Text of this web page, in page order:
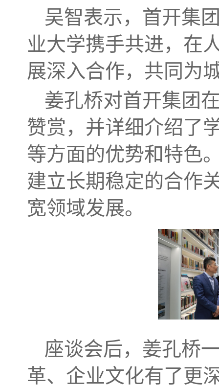
吴智表示，首开集
业大学携手共进，在
展深入合作，共同为
姜孔桥对首开集团
赞赏，并详细介绍了
等方面的优势和特色
建立长期稳定的合作
宽领域发展。
座谈会后，姜孔桥
革、企业文化有了更